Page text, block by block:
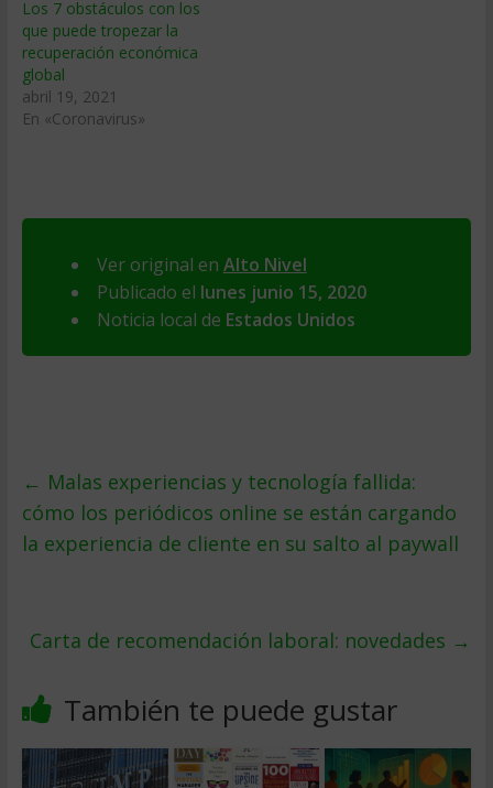
Los 7 obstáculos con los
que puede tropezar la
recuperación económica
global
abril 19, 2021
En «Coronavirus»
Ver original en Alto Nivel
Publicado el lunes junio 15, 2020
Noticia local de Estados Unidos
← Malas experiencias y tecnología fallida:
cómo los periódicos online se están cargando
la experiencia de cliente en su salto al paywall
Carta de recomendación laboral: novedades →
También te puede gustar